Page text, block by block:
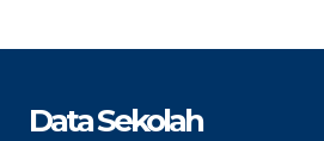
Data Sekolah